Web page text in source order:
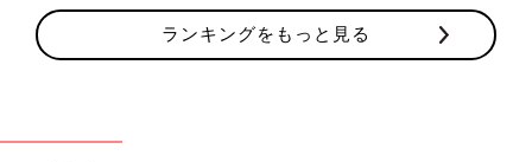
ランキングをもっと見る